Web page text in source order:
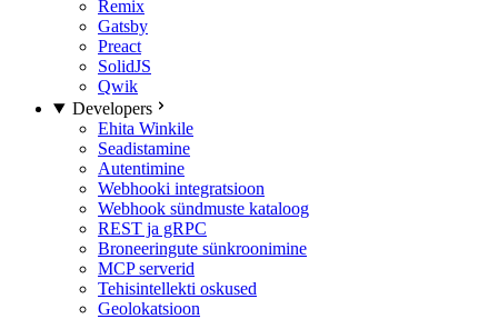
Remix
Gatsby
Preact
SolidJS
Qwik
Developers
Ehita Winkile
Seadistamine
Autentimine
Webhooki integratsioon
Webhook sündmuste kataloog
REST ja gRPC
Broneeringute sünkroonimine
MCP serverid
Tehisintellekti oskused
Geolokatsioon